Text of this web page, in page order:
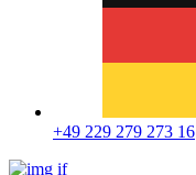
+49 229 279 273 16